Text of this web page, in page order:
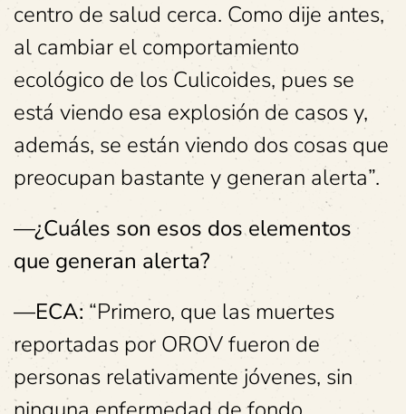
centro de salud cerca. Como dije antes,
al cambiar el comportamiento
ecológico de los Culicoides, pues se
está viendo esa explosión de casos y,
además, se están viendo dos cosas que
preocupan bastante y generan alerta”.
—¿Cuáles son esos dos elementos
que generan alerta?
—ECA: “Primero, que las muertes
reportadas por OROV fueron de
personas relativamente jóvenes, sin